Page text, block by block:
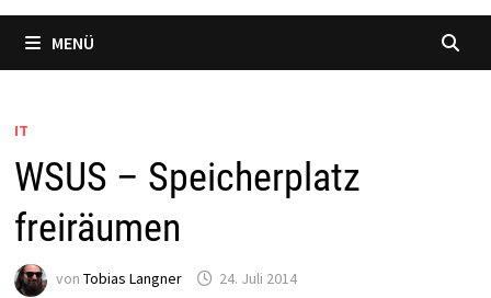
MENÜ
IT
WSUS – Speicherplatz
freiräumen
von Tobias Langner 24. Juli 2014